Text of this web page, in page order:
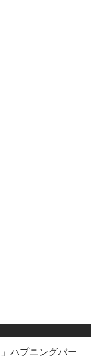
ハプニングバー